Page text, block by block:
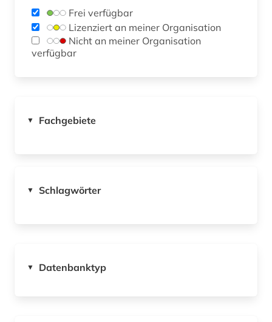
Frei verfügbar
Lizenziert an meiner Organisation
verfügbar
▼ Fachgebiete
▼ Schlagwörter
▼ Datenbanktyp